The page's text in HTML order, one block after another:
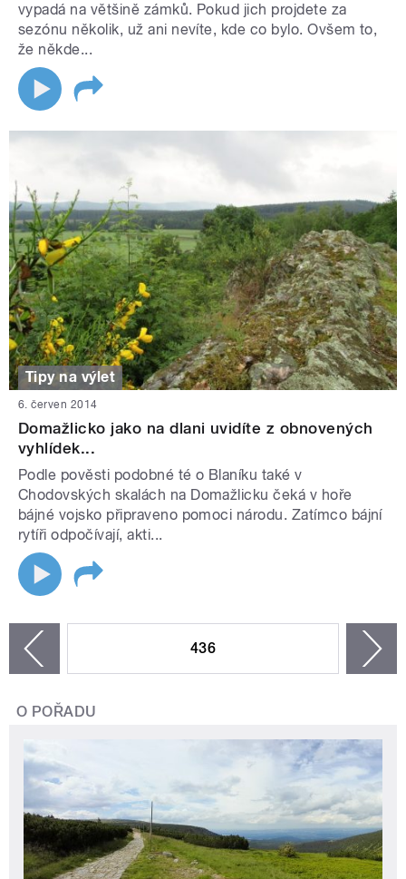
vypadá na většině zámků. Pokud jich projdete za
sezónu několik, už ani nevíte, kde co bylo. Ovšem to,
že někde...
Tipy na výlet
6. červen 2014
Domažlicko jako na dlani uvidíte z obnovených
vyhlídek...
Podle pověsti podobné té o Blaníku také v
Chodovských skalách na Domažlicku čeká v hoře
bájné vojsko připraveno pomoci národu. Zatímco bájní
rytíři odpočívají, akti...
436
O POŘADU